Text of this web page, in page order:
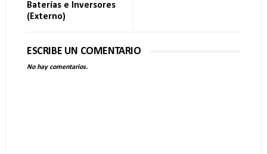
Baterías e Inversores
(Externo)
ESCRIBE UN COMENTARIO
No hay comentarios.